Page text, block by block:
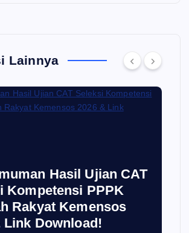
Lainnya
Hasil Ujian CAT
Kompetensi PPPK
Rakyat Kemensos
Link Download!